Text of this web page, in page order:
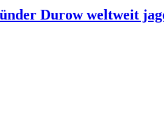
Durow weltweit